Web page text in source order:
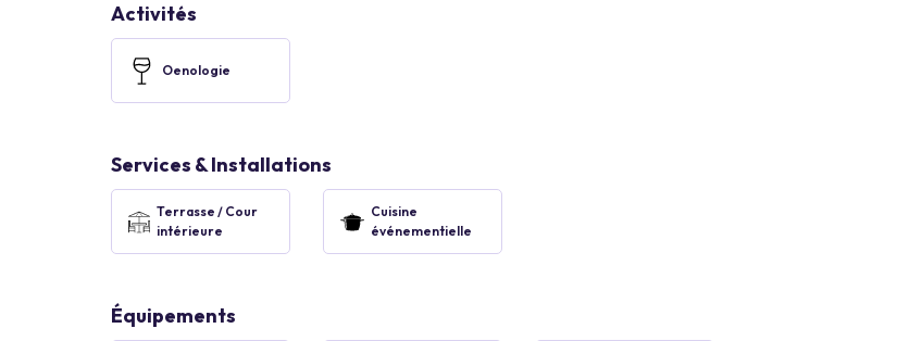
Activités
Oenologie
Services & Installations
Terrasse / Cour
intérieure
Cuisine
événementielle
Équipements